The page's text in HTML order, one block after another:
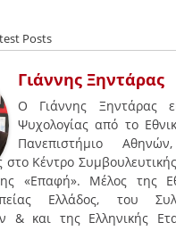
Posts
Γιάννης Ξηντάρας
Ο Γιάννης Ξηντάρας
Ψυχολογίας από το
Πανεπιστήμιο
στο Κέντρο
«Επαφή». Μέλος της
Ελλάδος, του
& και της Ελληνικής